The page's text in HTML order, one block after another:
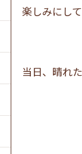
楽しみにし
当日、晴れ